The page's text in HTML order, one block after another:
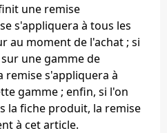
une remise
s'appliquera à tous les
au moment de l'achat ; si
une gamme de
remise s'appliquera à
gamme ; enfin, si l'on
la fiche produit, la remise
à cet article.